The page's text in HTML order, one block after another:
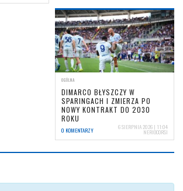
OGÓLNA
DIMARCO BŁYSZCZY W
SPARINGACH I ZMIERZA PO
NOWY KONTRAKT DO 2030
ROKU
0 KOMENTARZY 6 SIERPNIA 2026 | 11:04
NERIOCORSI